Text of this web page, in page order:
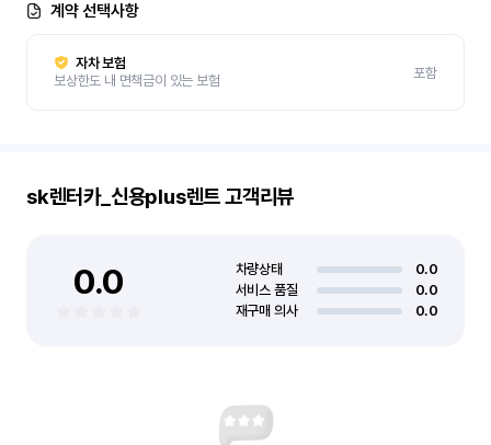
계약 선택사항
자차 보험
보상한도 내 면책금이 있는 보험
포함
sk렌터카_신용plus렌트고객리뷰
0.0 차량상태
0.0
서비스 품질
0.0
재구매 의사
0.0